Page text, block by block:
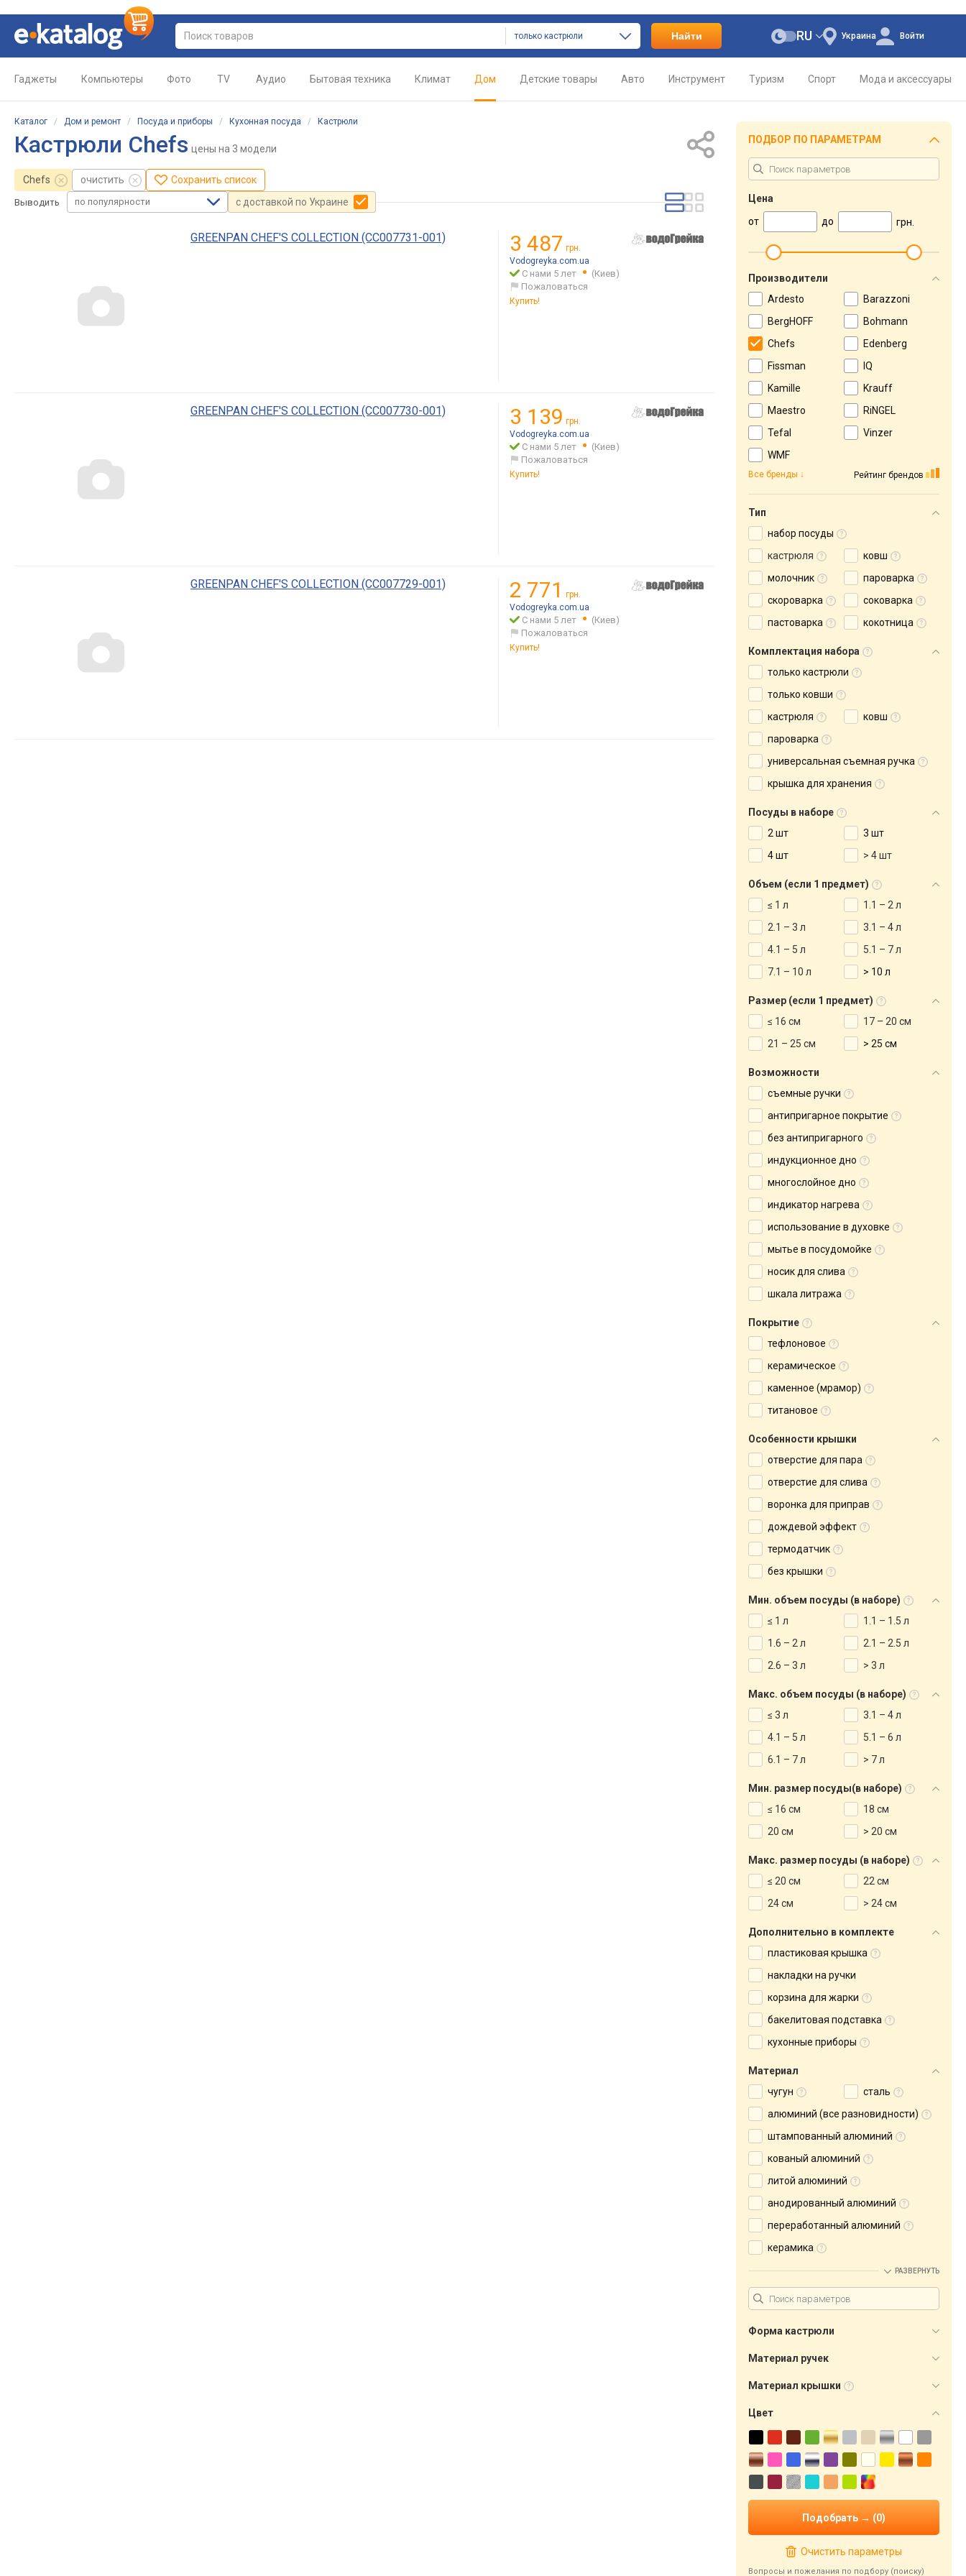
только кастрюли Найти Украина
RU Войти
Гаджеты Компьютеры Фото TV Аудио Бытовая техника Климат Дом Детские товары Авто Инструмент Туризм Спорт Мода и аксессуары
Каталог / Дом и ремонт / Посуда и приборы / Кухонная посуда / Кастрюли
Кастрюли Chefs цены на 3 модели
Chefs очистить Сохранить список
Выводить по популярности с доставкой по Украине
GREENPAN CHEF'S COLLECTION (CC007731-001) 3 487 грн.
Vodogreyka.com.ua
С нами 5 лет
(Киев)
Пожаловаться
Купить!
GREENPAN CHEF'S COLLECTION (CC007730-001) 3 139 грн.
Vodogreyka.com.ua
С нами 5 лет
(Киев)
Пожаловаться
Купить!
GREENPAN CHEF'S COLLECTION (CC007729-001) 2 771
грн.
Vodogreyka.com.ua
С нами 5 лет
(Киев)
Пожаловаться
Купить!
ПОДБОР ПО ПАРАМЕТРАМ
Цена
от
до грн.
Производители
Ardesto
Barazzoni
BergHOFF
Bohmann
Chefs
Edenberg
Fissman
IQ
Kamille
Krauff
Maestro
RiNGEL
Tefal
Vinzer
WMF
Рейтинг брендов
Все бренды
Тип
набор посуды
кастрюля
ковш
молочник
пароварка
скороварка
соковарка
пастоварка
кокотница
Комплектация набора
только кастрюли
только ковши
кастрюля
ковш
пароварка
универсальная съемная ручка
крышка для хранения
Посуды в наборе
2 шт
3 шт
4 шт
> 4 шт
Объем (если 1 предмет)
≤ 1 л
1.1 – 2 л
2.1 – 3 л
3.1 – 4 л
4.1 – 5 л
5.1 – 7 л
7.1 – 10 л
> 10 л
Размер (если 1 предмет)
≤ 16 см
17 – 20 см
21 – 25 см
> 25 см
Возможности
съемные ручки
антипригарное покрытие
без антипригарного
индукционное дно
многослойное дно
индикатор нагрева
использование в духовке
мытье в посудомойке
носик для слива
шкала литража
Покрытие
тефлоновое
керамическое
каменное (мрамор)
титановое
Особенности крышки
отверстие для пара
отверстие для слива
воронка для приправ
дождевой эффект
термодатчик
без крышки
Мин. объем посуды (в наборе)
≤ 1 л
1.1 – 1.5 л
1.6 – 2 л
2.1 – 2.5 л
2.6 – 3 л
> 3 л
Макс. объем посуды (в наборе)
≤ 3 л
3.1 – 4 л
4.1 – 5 л
5.1 – 6 л
6.1 – 7 л
> 7 л
Мин. размер посуды(в наборе)
≤ 16 см
18 см
20 см
> 20 см
Макс. размер посуды (в наборе)
≤ 20 см
22 см
24 см
> 24 см
Дополнительно в комплекте
пластиковая крышка
накладки на ручки
корзина для жарки
бакелитовая подставка
кухонные приборы
Материал
чугун
сталь
алюминий (все разновидности)
штампованный алюминий
кованый алюминий
литой алюминий
анодированный алюминий
переработанный алюминий
керамика
РАЗВЕРНУТЬ
Форма кастрюли
Материал ручек
Материал крышки
Цвет
Очистить параметры
Вопросы и пожелания по подбору (поиску)